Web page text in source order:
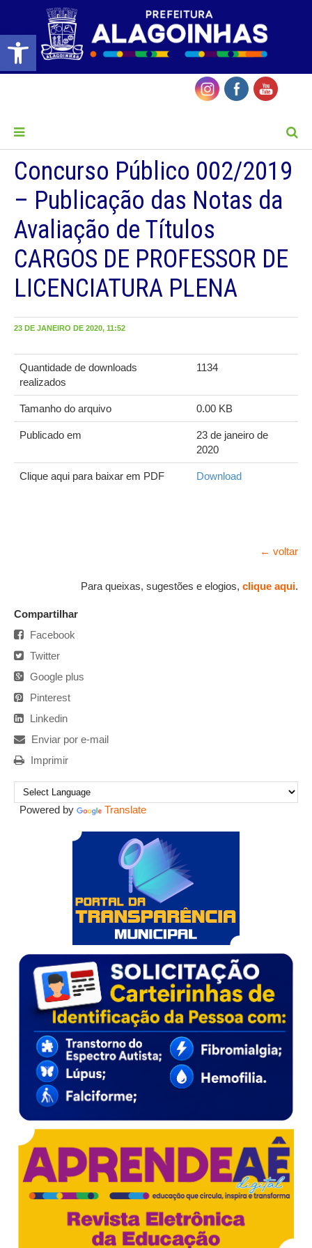
Barra de Ferramentas Aberta
Concurso Público 002/2019
– Publicação das Notas da
Avaliação de Títulos
CARGOS DE PROFESSOR DE
LICENCIATURA PLENA
23 DE JANEIRO DE 2020, 11:52
Quantidade de downloads
realizados
1134
Tamanho do arquivo 0.00 KB
Publicado em
23 de janeiro de
2020
Clique aqui para baixar em PDF Download
← voltar
Para queixas, sugestões e elogios, clique aqui.
Compartilhar
Facebook
Twitter
Google plus
Pinterest
Linkedin
Enviar por e-mail
Imprimir
Powered by Translate